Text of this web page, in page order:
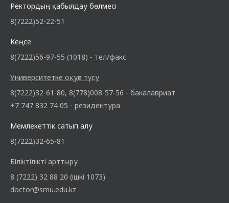
Ректордың қабылдау бөлмесі
8(7222)52-22-51
Кеңсе
8(7222)56-97-55 (1018) - тел/факс
Университетке оқуға түсу
8(7222)32-61-80, 8(778)008-57-56 - бакалавриат
+7 747 832 74 05 - резидентура
Мемлекеттік сатып алу
8(7222)32-65-81
Біліктілікті арттыру
8 (7222) 32 88 20 (ішкі 1073)
doctor@smu.edu.kz